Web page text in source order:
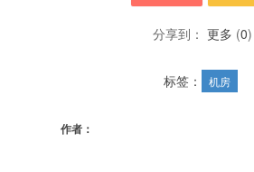
分享到： 更多 (0)
标签： 机房
作者：